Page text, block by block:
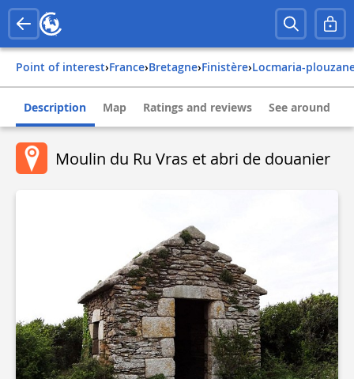
Point of interest› france› bretagne› finistère› locmaria-
Description Map Ratings and reviews See around
Moulin du Ru Vras et abri de douanier